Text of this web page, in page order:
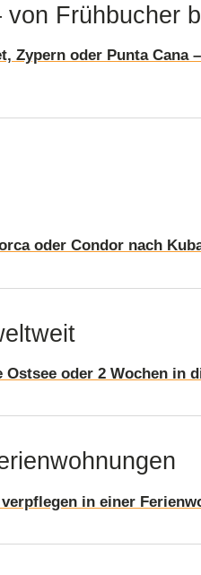
von Frühbucher
Zypern oder Punta
oder Condor nach
Ostsee oder 2 Wochen
in einer